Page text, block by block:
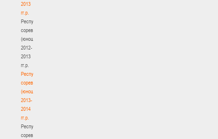
2013
гг.р.
Республиканские
соревнования
(юноши)
2012-
2013
гг.р.
Республиканские
соревнования
(юноши)
2013-
2014
гг.р.
Республиканские
соревнования